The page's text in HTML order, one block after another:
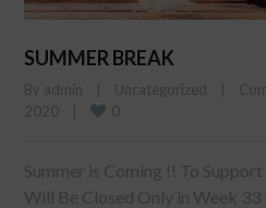
SUMMER BREAK
By admin Uncategorized
2020
0
Summer is Coming !! To
Will Be Closed Only in Week